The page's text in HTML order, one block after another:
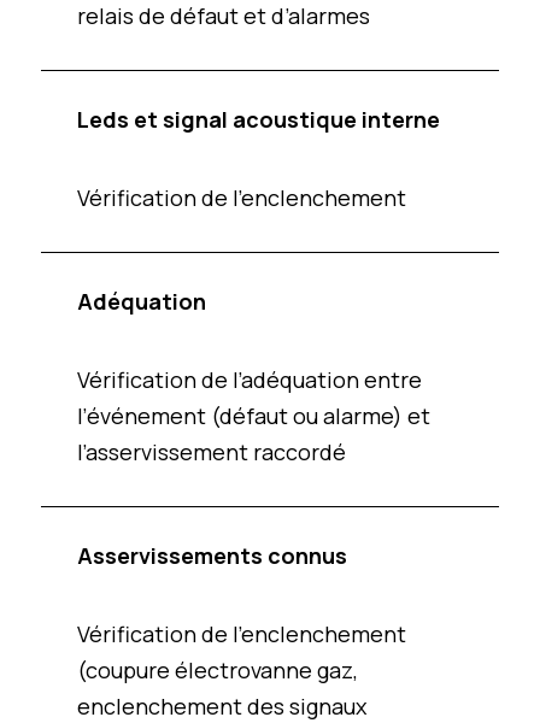
relais de défaut et d’alarmes
Leds et signal acoustique interne
Vérification de l’enclenchement
Adéquation
Vérification de l’adéquation entre
l’événement (défaut ou alarme) et
l’asservissement raccordé
Asservissements connus
Vérification de l’enclenchement
(coupure électrovanne gaz,
enclenchement des signaux